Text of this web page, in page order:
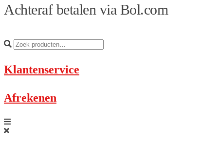
Achteraf betalen via Bol.com
Klantenservice
Afrekenen